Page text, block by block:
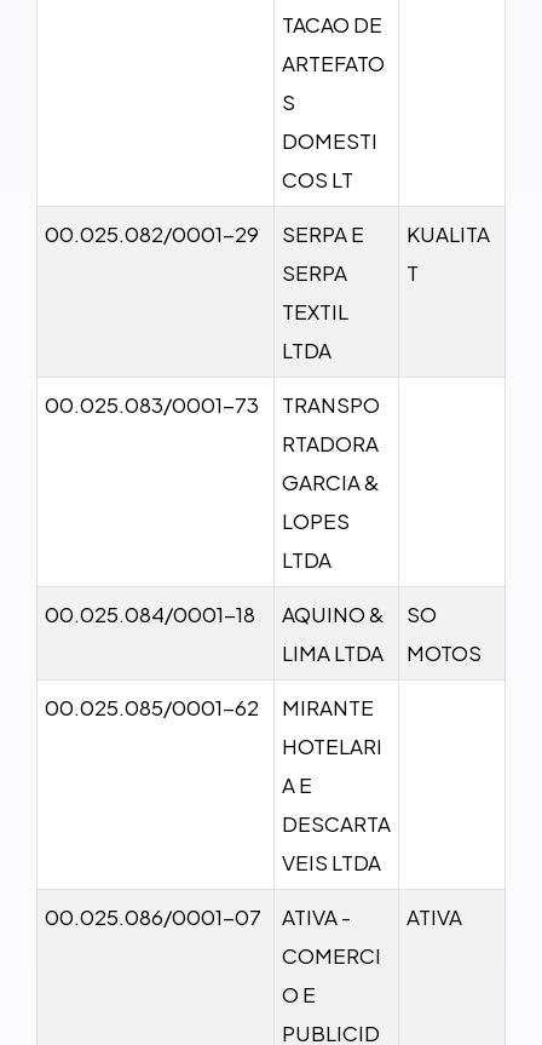
TACAO DE
ARTEFATO
S
DOMESTI
COS LT
00.025.082/0001-29
SERPA E
SERPA
TEXTIL
LTDA
KUALITA
T
00.025.083/0001-73
TRANSPO
RTADORA
GARCIA &
LOPES
LTDA
00.025.084/0001-18
AQUINO &
LIMA LTDA
SO
MOTOS
00.025.085/0001-62
MIRANTE
HOTELARI
A E
DESCARTA
VEIS LTDA
00.025.086/0001-07
ATIVA -
COMERCI
O E
PUBLICID
ATIVA